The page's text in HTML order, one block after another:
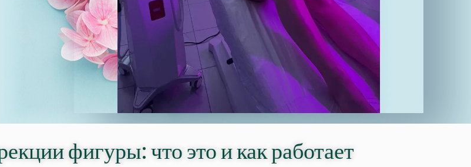
фигуры: что это и как работает